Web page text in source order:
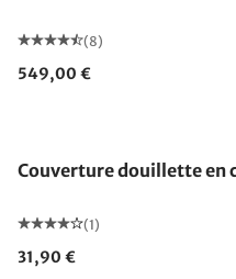
(8)
549,00 €
Couverture douillette en
(1)
31,90 €